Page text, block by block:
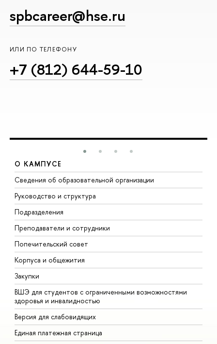
spbcareer@hse.ru
ИЛИ ПО ТЕЛЕФОНУ
+7 (812) 644-59-10
О КАМПУСЕ
Сведения об образовательной организации
Руководство и структура
Подразделения
Преподаватели и сотрудники
Попечительский совет
Корпуса и общежития
Закупки
ВШЭ для студентов с ограниченными возможностями
здоровья и инвалидностью
Версия для слабовидящих
Единая платежная страница